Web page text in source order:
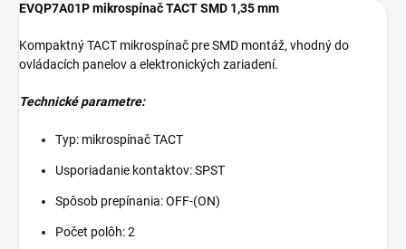
EVQP7A01P mikrospínač TACT SMD 1,35 mm
Kompaktný TACT mikrospínač pre SMD montáž, vhodný do
ovládacích panelov a elektronických zariadení.
Technické parametre:
Typ: mikrospínač TACT
Usporiadanie kontaktov: SPST
Spôsob prepínania: OFF-(ON)
Počet polôh: 2